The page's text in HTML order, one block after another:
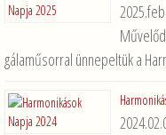
gálaműsorral ünnepeltük a